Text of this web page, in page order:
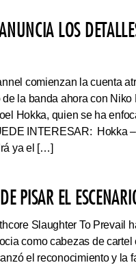
LOS
comienzan la cuenta
la banda ahora con
Hokka, quien se ha
INTERESAR: Hokka
ya el […]
PISAR EL
Slaughter To Prevail
como cabezas de
el reconocimiento y la